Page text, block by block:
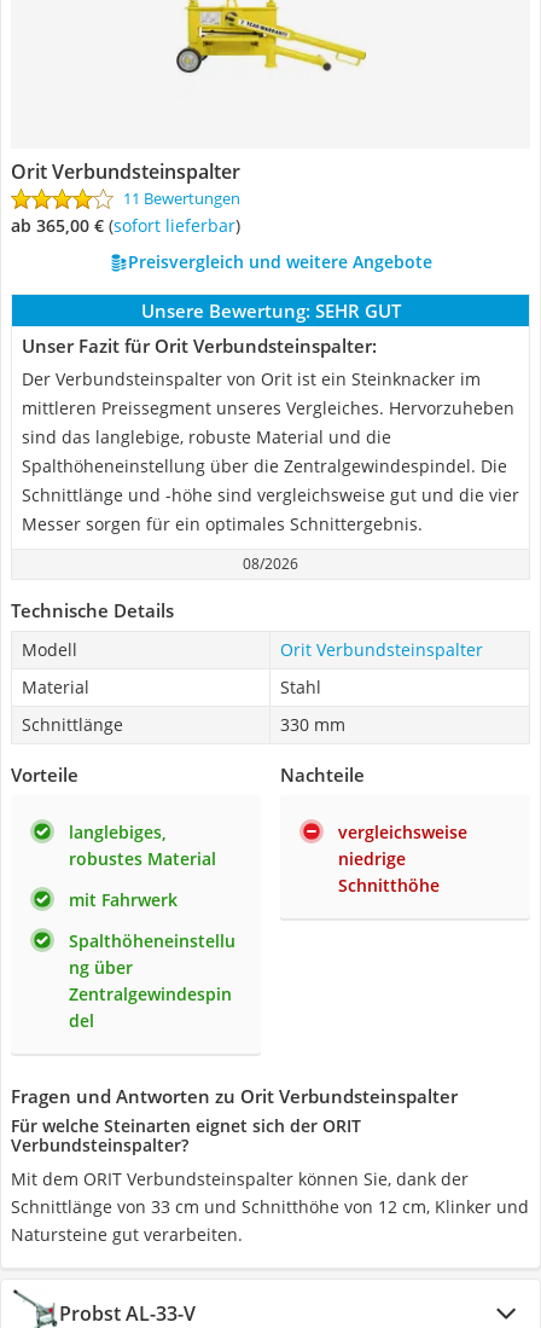
Orit Verbundsteinspalter
11 Bewertungen
ab 365,00 € ( Sofort lieferbar)
Preisvergleich und weitere Angebote
Unsere Bewertung: SEHR GUT
Unser Fazit für Orit Verbundsteinspalter:
Der Verbundsteinspalter von Orit ist ein Steinknacker im
mittleren Preissegment unseres Vergleiches. Hervorzuheben
sind das langlebige, robuste Material und die
Spalthöheneinstellung über die Zentralgewindespindel. Die
Schnittlänge und -höhe sind vergleichsweise gut und die vier
Messer sorgen für ein optimales Schnittergebnis.
08/2026
Technische Details
Modell
Orit Verbundsteinspalter
Material
Stahl
Schnittlänge
330 mm
Vorteile
langlebiges,
robustes Material
mit Fahrwerk
Spalthöheneinstellu
ng über
Zentralgewindespin
del
Nachteile
vergleichsweise
niedrige
Schnitthöhe
Fragen und Antworten zu Orit Verbundsteinspalter
Für welche Steinarten eignet sich der ORIT
Verbundsteinspalter?
Mit dem ORIT Verbundsteinspalter können Sie, dank der
Schnittlänge von 33 cm und Schnitthöhe von 12 cm, Klinker und
Natursteine gut verarbeiten.
Probst AL-33-V